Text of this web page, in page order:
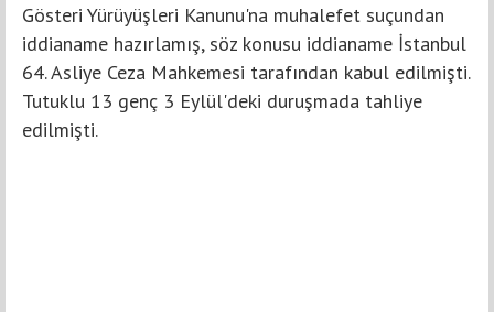
Gösteri Yürüyüşleri Kanunu'na muhalefet suçundan
iddianame hazırlamış, söz konusu iddianame İstanbul
64. Asliye Ceza Mahkemesi tarafından kabul edilmişti.
Tutuklu 13 genç 3 Eylül'deki duruşmada tahliye
edilmişti.